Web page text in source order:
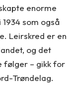
enorme
som også
Leirskred er en
og det
følger – gikk for
Trøndelag.